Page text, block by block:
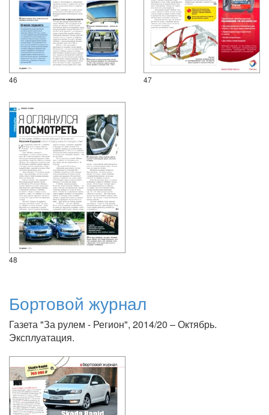
46 47
48
Бортовой журнал
Газета "За рулем - Регион", 2014/20 – Октябрь.
Эксплуатация.